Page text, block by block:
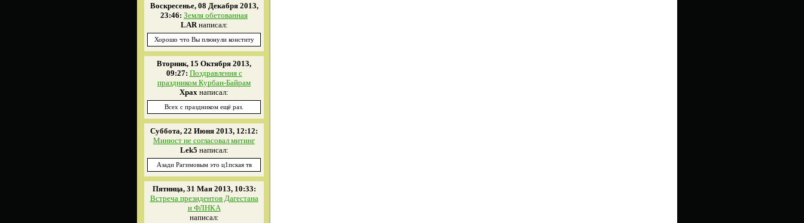
Воскресенье, 08 Декабря 2013,
23:46: Земля обетованная
LARнаписал:
Хорошо что Вы плюнули конститу
Вторник, 15 Октября 2013,
09:27: Поздравления с
праздником Курбан-Байрам
Xpax написал:
Всех с праздником ещё раз.
Суббота, 22 Июня 2013, 12:12:
Минюст не согласовал митинг
Lek5 написал:
Азади Рагимовым это ц1пская тв
Пятница, 31 Мая 2013, 10:33:
Встреча президентов Дагестана
и ФЛНКА
написал: